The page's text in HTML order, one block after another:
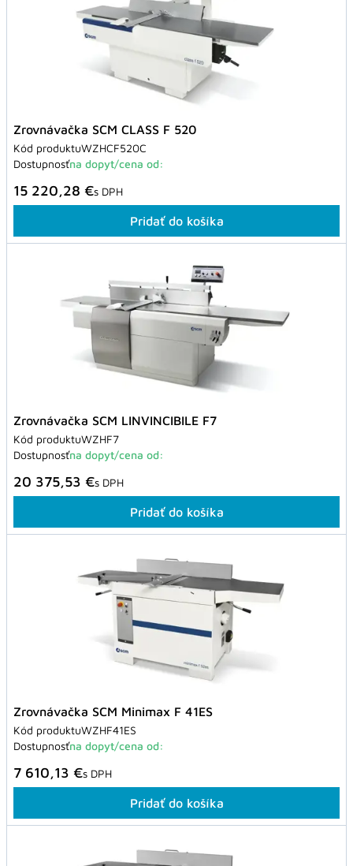
Zrovnávačka SCM CLASS F 520
Kód produktuWZHCF520C
Dostupnosťna dopyt/cena od:
15 220,28 €s DPH
Pridať do košíka
Zrovnávačka SCM LINVINCIBILE F7
Kód produktuWZHF7
Dostupnosťna dopyt/cena od:
20 375,53 €s DPH
Pridať do košíka
Zrovnávačka SCM Minimax F 41ES
Kód produktuWZHF41ES
Dostupnosťna dopyt/cena od:
7 610,13 €s DPH
Pridať do košíka